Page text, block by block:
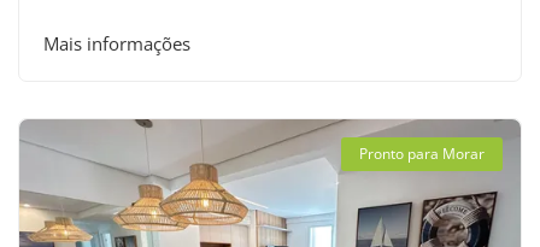
Mais informações
Pronto para Morar